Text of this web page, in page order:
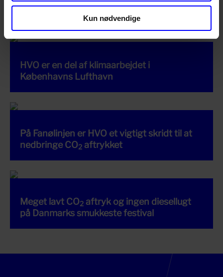
Kun nødvendige
det offentlige
HVO er en del af klimaarbejdet i
Københavns Lufthavn
På Fanølinjen er HVO et vigtigt skridt til at
nedbringe CO2 aftrykket
Meget lavt CO2 aftryk og ingen diesellugt
på Danmarks smukkeste festival